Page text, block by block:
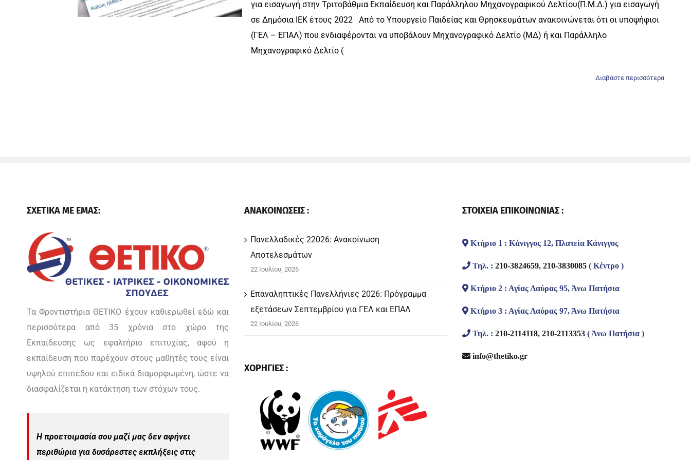
για εισαγωγή στην Τριτοβάθμια Εκπαίδευση και Παράλληλου Μηχανογραφικού Δελτίου(Π.Μ.Δ.) για εισαγωγή
σε Δημόσια ΙΕΚ έτους 2022 Από το Υπουργείο Παιδείας και Θρησκευμάτων ανακοινώνεται ότι οι υποψήφιοι
(ΓΕΛ – ΕΠΑΛ) που ενδιαφέρονται να υποβάλουν Μηχανογραφικό Δελτίο (ΜΔ) ή και Παράλληλο
Μηχανογραφικό Δελτίο (
Διαβάστε περισσότερα
ΣΧΕΤΙΚΑ ΜΕ ΕΜΑΣ:
Τα Φροντιστήρια ΘΕΤΙΚΟ έχουν καθιερωθεί εδώ και
περισσότερα από 35 χρόνια στο χώρο της
Εκπαίδευσης ως εφαλτήριο επιτυχίας, αφού η
εκπαίδευση που παρέχουν στους μαθητές τους είναι
υψηλού επιπέδου και ειδικά διαμορφωμένη, ώστε να
διασφαλίζεται η κατάκτηση των στόχων τους.
Η προετοιμασία σου μαζί μας δεν αφήνει
περιθώρια για δυσάρεστες εκπλήξεις στις
ΑΝΑΚΟΙΝΩΣΕΙΣ :
Πανελλαδικές 22026: Ανακοίνωση
Αποτελεσμάτων
22 Ιουλίου, 2026
Επαναληπτικές Πανελλήνιες 2026: Πρόγραμμα
εξετάσεων Σεπτεμβρίου για ΓΕΛ και ΕΠΑΛ
22 Ιουλίου, 2026
ΧΟΡΗΓΙΕΣ :
ΣΤΟΙΧΕΙΑ ΕΠΙΚΟΙΝΩΝΙΑΣ :
Κτήριο 1 : Κάνιγγος 12, Πλατεία Κάνιγγος
Τηλ. : 210-3824659, 210-3830085( Κέντρο )
Κτήριο 2 : Αγίας Λαύρας 95, Άνω Πατήσια
Κτήριο 3 : Αγίας Λαύρας 97, Άνω Πατήσια
Τηλ. : 210-2114118, 210-2113353( Άνω Πατήσια )
info@thetiko.gr